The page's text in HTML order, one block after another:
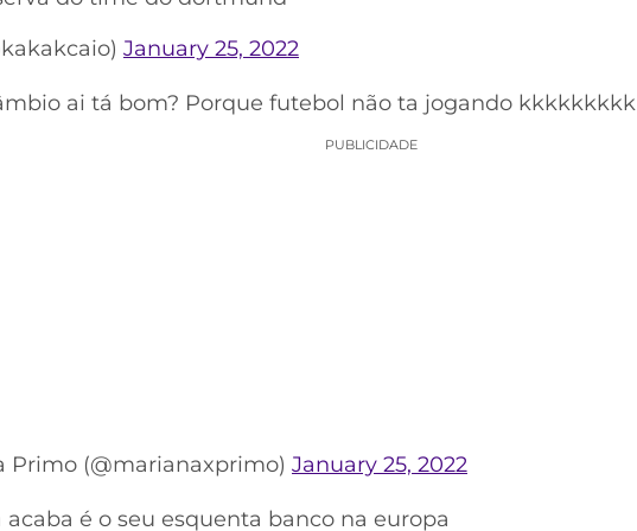
January 25, 2022
ai tá bom? Porque futebol não ta jogando
PUBLICIDADE
Primo (@marianaxprimo) January 25, 2022
acaba é o seu esquenta banco na europa